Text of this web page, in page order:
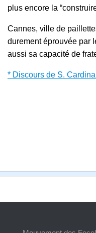
plus encore la
Cannes, ville de
durement éprouvée par
aussi sa capacité de
* Discours de S.